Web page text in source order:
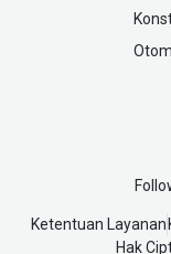
Ketentuan Layanan
Hak